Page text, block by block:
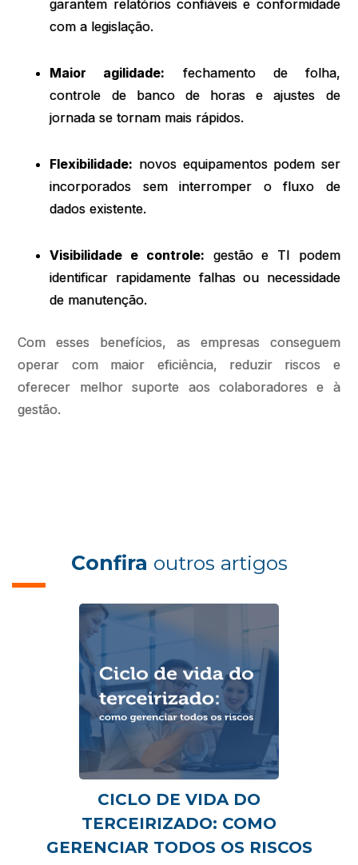
garantem relatórios confiáveis e conformidade
com a legislação.
Maior agilidade: fechamento de folha,
controle de banco de horas e ajustes de
jornada se tornam mais rápidos.
Flexibilidade: novos equipamentos podem ser
incorporados sem interromper o fluxo de
dados existente.
Visibilidade e controle: gestão e TI podem
identificar rapidamente falhas ou necessidade
de manutenção.
Com esses benefícios, as empresas conseguem
operar com maior eficiência, reduzir riscos e
oferecer melhor suporte aos colaboradores e à
gestão.
Confira outros artigos
CICLO DE VIDA DO
TERCEIRIZADO: COMO
GERENCIAR TODOS OS RISCOS